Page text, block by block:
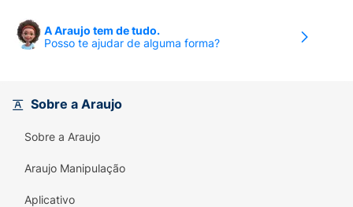
Creme Antiassaduras. Descarte o lenço usado
logo após o uso e não jogue no vaso
delicada, e sinta o puro amor em cada troca.
A Araujo tem de tudo.
Posso te ajudar de alguma forma?
Sobre a Araujo
Sobre a Araujo
Araujo Manipulação
Aplicativo